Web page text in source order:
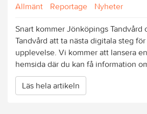
Allmänt
Reportage Nyheter
Snart kommer Jönköpings Tandvård
Tandvård att ta nästa digitala steg
upplevelse. Vi kommer att lansera
hemsida där du kan få information
Läs hela artikeln